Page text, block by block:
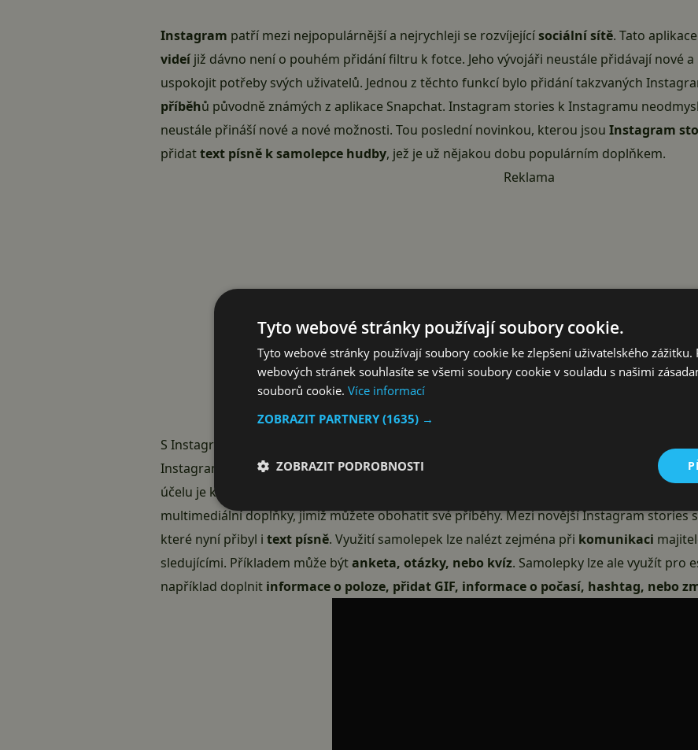
Instagram patří mezi nejpopulárnější a nejrychleji se rozvíjejícísociální sítě. Tato
videíjiž dávno není o pouhém přidání filtru k fotce. Jeho vývojáři neustále přidávají nové
uspokojit potřeby svých uživatelů. Jednou z těchto funkcí bylo přidání takzvaných
příběhů původně známých z aplikace Snapchat. Instagram stories k Instagramu
neustále přináší nové a nové možnosti. Tou poslední novinkou, kterou jsou Instagram
přidattext písně k samolepce hudby, jež je už nějakou dobu populárním doplňkem.
Reklama
S Instagram stories si začnete zpívat
Instagram
ve svých stories nabízí celou řadu možností pro jejich rozšíření. Můžete sdílet
účelu je k dispozici množství efektových a barevných filtrů. Velké popularitě se těší
multimediální doplňky, jimiž můžete obohatit své příběhy. Mezi novější Instagram stories
které nyní přibyl i text písně. Využití samolepek lze nalézt zejména při komunikaci
sledujícími. Příkladem může býtanketa, otázky, nebo kvíz. Samolepky lze ale využít pro
například doplnit informace o poloze, přidat GIF, informace o počasí, hashtag, nebo
Tyto webové stránky používají soubory cookie.
Tyto webové stránky používají soubory cookie ke zlepšení uživatelského zážitku.
webových stránek souhlasíte se všemi soubory cookie v souladu s našimi
souborů cookie. Více informací
ZOBRAZIT PARTNERY(1635) →
ZOBRAZIT PODROBNOSTI